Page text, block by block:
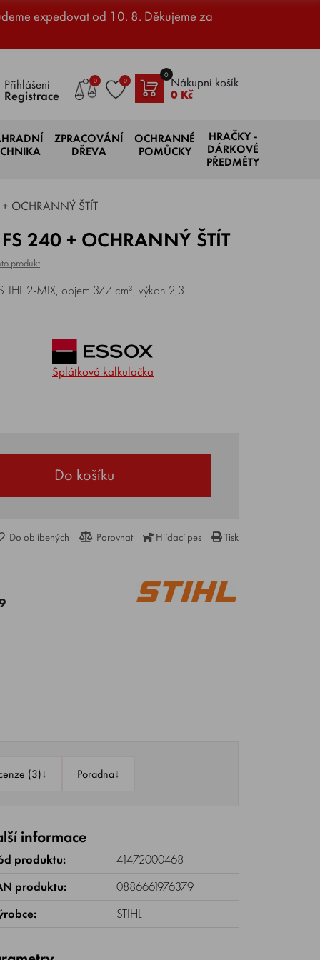
expedovat od 10. 8. Děkujeme za
Přihlášení
Registrace
0 0 Nákupní košík
0 Kč
0
ZPRACOVÁNÍ
DŘEVA
OCHRANNÉ
POMŮCKY
HRAČKY -
DÁRKOVÉ
PŘEDMĚTY
OCHRANNÝ ŠTÍT
240 + OCHRANNÝ ŠTÍT
produkt
2-MIX, objem 37,7 cm³, výkon 2,3
Splátková kalkulačka
Do košíku
Do oblíbených Porovnat Hlídací pes Tisk
(3)↓ Poradna↓
informace
produktu:
41472000468
produktu:
0886661976379
STIHL